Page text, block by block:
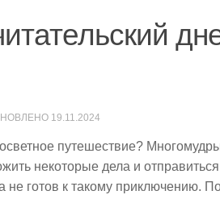
19.11.2024
путешествие?
некоторые дела и отправиться
готов к такому приключению.